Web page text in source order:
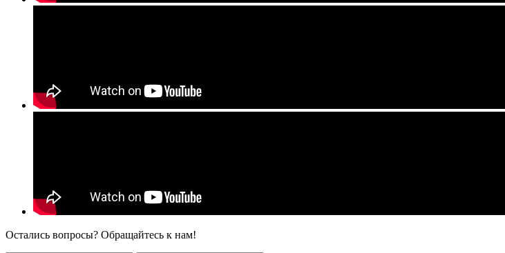
Остались вопросы? Обращайтесь к нам!